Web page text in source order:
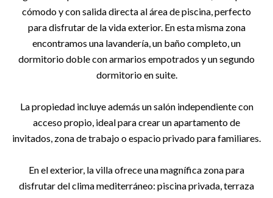
cómodo y con salida directa al área de piscina, perfecto
para disfrutar de la vida exterior. En esta misma zona
encontramos una lavandería, un baño completo, un
dormitorio doble con armarios empotrados y un segundo
dormitorio en suite.
La propiedad incluye además un salón independiente con
acceso propio, ideal para crear un apartamento de
invitados, zona de trabajo o espacio privado para familiares.
En el exterior, la villa ofrece una magnífica zona para
disfrutar del clima mediterráneo: piscina privada, terraza